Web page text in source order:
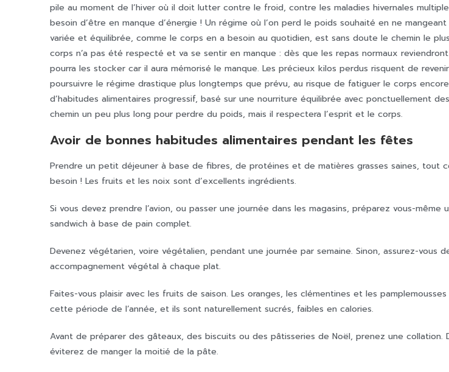
pile au moment de l’hiver où il doit lutter contre le froid, contre les maladies hivernales
besoin d’être en manque d’énergie ! Un régime où l’on perd le poids souhaité en ne
variée et équilibrée, comme le corps en a besoin au quotidien, est sans doute le chemin le
corps n’a pas été respecté et va se sentir en manque : dès que les repas normaux reviendront
pourra les stocker car il aura mémorisé le manque. Les précieux kilos perdus risquent de
poursuivre le régime drastique plus longtemps que prévu, au risque de fatiguer le corps
d’habitudes alimentaires progressif, basé sur une nourriture équilibrée avec ponctuellement
chemin un peu plus long pour perdre du poids, mais il respectera l’esprit et le corps.
Avoir de bonnes habitudes alimentaires pendant les fêtes
Prendre un petit déjeuner à base de fibres, de protéines et de matières grasses saines, tout
besoin ! Les fruits et les noix sont d’excellents ingrédients.
Si vous devez prendre l’avion, ou passer une journée dans les magasins, préparez vous-même
sandwich à base de pain complet.
Devenez végétarien, voire végétalien, pendant une journée par semaine. Sinon, assurez-vous
accompagnement végétal à chaque plat.
Faites-vous plaisir avec les fruits de saison. Les oranges, les clémentines et les
cette période de l’année, et ils sont naturellement sucrés, faibles en calories.
Avant de préparer des gâteaux, des biscuits ou des pâtisseries de Noël, prenez une collation.
éviterez de manger la moitié de la pâte.